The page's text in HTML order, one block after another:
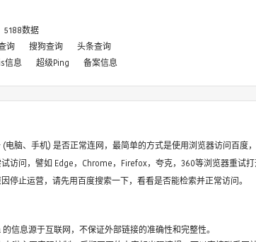
5188数据
询 搜狗查询
头条查询
信息 超级Ping 备案信息
电脑、手机) 是否正常连网，最简单的方式是使用浏览器访问百度
访问，譬如 Edge，Chrome，Firefox，夸克，360等浏览器重试打
停止运营，请先用百度搜索一下，看看是否能检索并正常访问。
的信息源于互联网，不保证外部链接的准确性和完整性。